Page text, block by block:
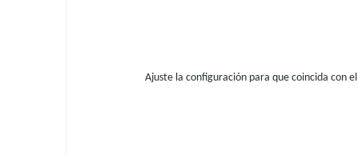
Ajuste la configuración para que coincida con